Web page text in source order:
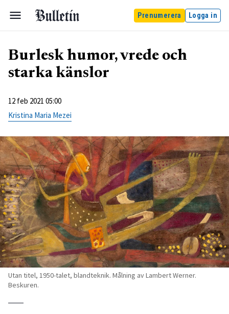
Prenumerera Logga in
Burlesk humor, vrede och
starka känslor
12 feb 2021 05:00
Kristina Maria Mezei
Utan titel, 1950-talet, blandteknik. Målning av Lambert Werner.
Beskuren.